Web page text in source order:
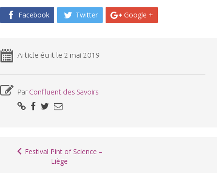
Facebook Twitter Google +
Article écrit le 2 mai 2019
Par Confluent des Savoirs
Festival Pint of Science –
Liège